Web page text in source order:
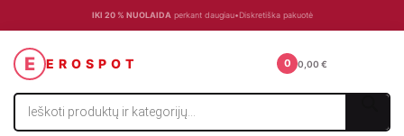
IKI 20 % NUOLAIDA perkant daugiau•Diskretiška pakuotė
E EROSPOT
Products
search
0 0,00 €